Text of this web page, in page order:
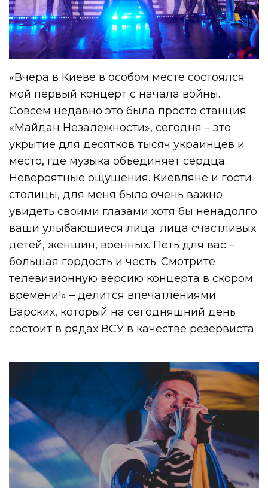
«Вчера в Киеве в особом месте состоялся
мой первый концерт с начала войны.
Совсем недавно это была просто станция
«Майдан Незалежности», сегодня – это
укрытие для десятков тысяч украинцев и
место, где музыка объединяет сердца.
Невероятные ощущения. Киевляне и гости
столицы, для меня было очень важно
увидеть своими глазами хотя бы ненадолго
ваши улыбающиеся лица: лица счастливых
детей, женщин, военных. Петь для вас –
большая гордость и честь. Смотрите
телевизионную версию концерта в скором
времени!» – делится впечатлениями
Барских, который на сегодняшний день
состоит в рядах ВСУ в качестве резервиста.